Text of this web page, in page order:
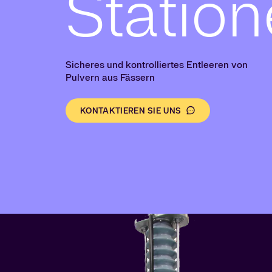
Sicheres und kontrolliertes Entleeren von
Pulvern aus Fässern
KONTAKTIEREN SIE UNS